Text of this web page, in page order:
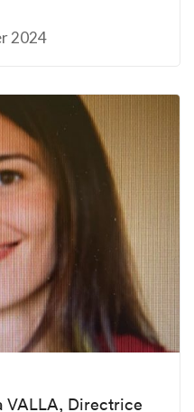
2024
VALLA, Directrice